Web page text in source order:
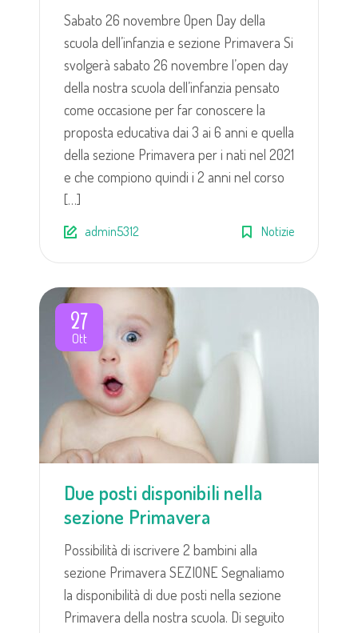
Sabato 26 novembre Open Day della
scuola dell’infanzia e sezione Primavera Si
svolgerà sabato 26 novembre l’open day
della nostra scuola dell’infanzia pensato
come occasione per far conoscere la
proposta educativa dai 3 ai 6 anni e quella
della sezione Primavera per i nati nel 2021
e che compiono quindi i 2 anni nel corso
[…]
admin5312 Notizie
27
Ott
Due posti disponibili nella
sezione Primavera
Possibilità di iscrivere 2 bambini alla
sezione Primavera SEZIONE Segnaliamo
la disponibilità di due posti nella sezione
Primavera della nostra scuola. Di seguito